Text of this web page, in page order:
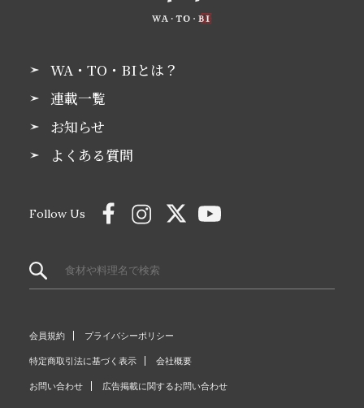
WA・TO・BIとは？
連載一覧
お知らせ
よくある質問
Follow Us
会員規約 プライバシーポリシー
特定商取引法に基づく表示 会社概要
お問い合わせ 広告掲載に関するお問い合わせ